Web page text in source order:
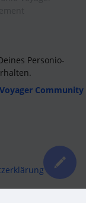
Personio-
Community